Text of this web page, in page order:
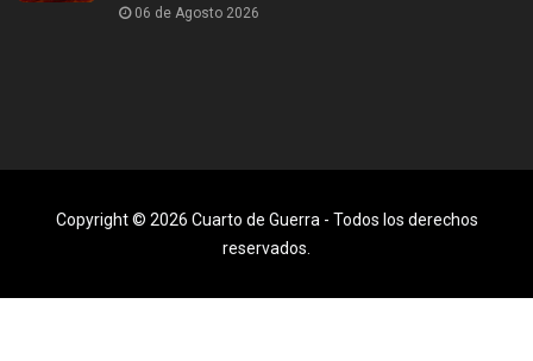
06 de Agosto 2026
Copyright © 2026 Cuarto de Guerra - Todos los derechos
reservados.